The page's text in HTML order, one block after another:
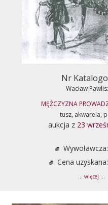
Nr
Wacław
MĘŻCZYZNA
tusz, akwarela,
aukcja z 23
Cena
... więcej ...